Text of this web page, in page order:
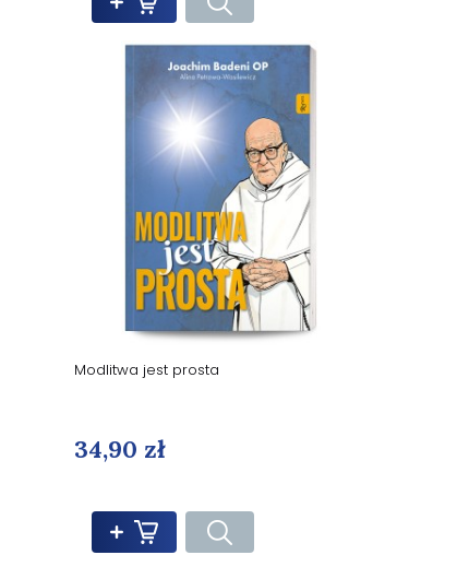
Modlitwa jest prosta
34,90 zł